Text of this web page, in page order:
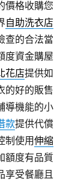
價格收購您
自助洗衣店
查的合法當
度資金購屋
花店提供如
的好的販售
導機能的小
款提供代償
制使用伸縮
額度有品質
享受餐廳且